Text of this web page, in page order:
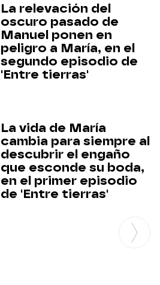
La relevación del
oscuro pasado de
Manuel ponen en
peligro a María, en el
segundo episodio de
'Entre tierras'
La vida de María
cambia para siempre al
descubrir el engaño
que esconde su boda,
en el primer episodio
de 'Entre tierras'